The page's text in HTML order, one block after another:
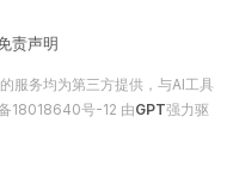
责声明
服务均为第三方提供，与AI工具
18018640号-12 由GPT强力驱